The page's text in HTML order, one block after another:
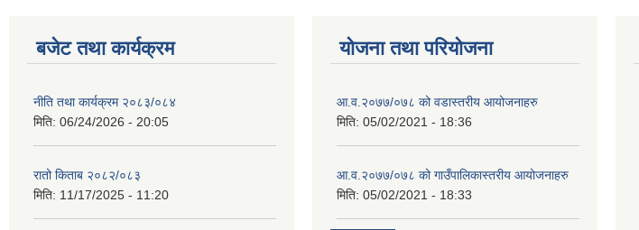
बजेट तथा कार्यक्रम
नीति तथा कार्यक्रम २०८३/०८४
मिति: 06/24/2026 - 20:05
रातो किताब २०८२/०८३
मिति: 11/17/2025 - 11:20
योजना तथा परियोजना
आ.व.२०७७/०७८ को वडास्तरीय आयोजनाहरु
मिति: 05/02/2021 - 18:36
आ.व.२०७७/०७८ को गाउँपालिकास्तरीय आयोजनाहरु
मिति: 05/02/2021 - 18:33